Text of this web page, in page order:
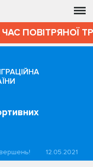
ПОВІТРЯНОЇ
12.05.2021